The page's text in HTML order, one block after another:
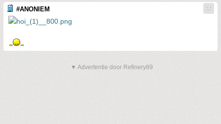
#ANONIEM
▼ Advertentie door Refinery89